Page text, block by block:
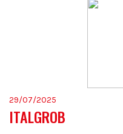
29/07/2025
ITALGROB